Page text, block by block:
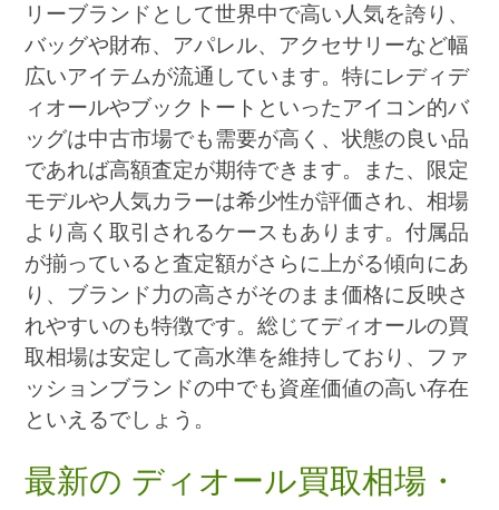
リーブランドとして世界中で高い人気を誇り、
バッグや財布、アパレル、アクセサリーなど幅
広いアイテムが流通しています。特にレディデ
ィオールやブックトートといったアイコン的バ
ッグは中古市場でも需要が高く、状態の良い品
であれば高額査定が期待できます。また、限定
モデルや人気カラーは希少性が評価され、相場
より高く取引されるケースもあります。付属品
が揃っていると査定額がさらに上がる傾向にあ
り、ブランド力の高さがそのまま価格に反映さ
れやすいのも特徴です。総じてディオールの買
取相場は安定して高水準を維持しており、ファ
ッションブランドの中でも資産価値の高い存在
といえるでしょう。
最新の ディオール買取相場・